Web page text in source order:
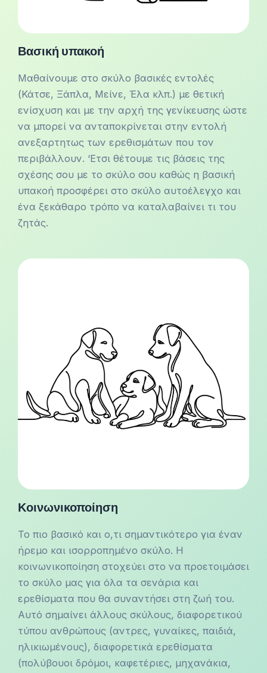
Βασική υπακοή
Μαθαίνουμε στο σκύλο βασικές εντολές
(Κάτσε, Ξάπλα, Μείνε, Έλα κλπ.) με θετική
ενίσχυση και με την αρχή της γενίκευσης ώστε
να μπορεί να ανταποκρίνεται στην εντολή
ανεξαρτητως των ερεθισμάτων που τον
περιβάλλουν. ‘Ετσι θέτουμε τις βάσεις της
σχέσης σου με το σκύλο σου καθώς η βασική
υπακοή προσφέρει στο σκύλο αυτοέλεγχο και
ένα ξεκάθαρο τρόπο να καταλαβαίνει τι του
ζητάς.
Κοινωνικοποίηση
Το πιο βασικό και ο,τι σημαντικότερο για έναν
ήρεμο και ισορροπημένο σκύλο. Η
κοινωνικοποίηση στοχεύει στο να προετοιμάσει
το σκύλο μας για όλα τα σενάρια και
ερεθίσματα που θα συναντήσει στη ζωή του.
Αυτό σημαίνει άλλους σκύλους, διαφορετικού
τύπου ανθρώπους (αντρες, γυναίκες, παιδιά,
ηλικιωμένους), διαφορετικά ερεθίσματα
(πολύβουοι δρόμοι, καφετέριες, μηχανάκια,